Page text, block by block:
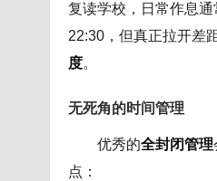
复读学校，日常作息
22:30，但真正拉开差
度。
无死角的时间管理
优秀的全封闭管理
点：